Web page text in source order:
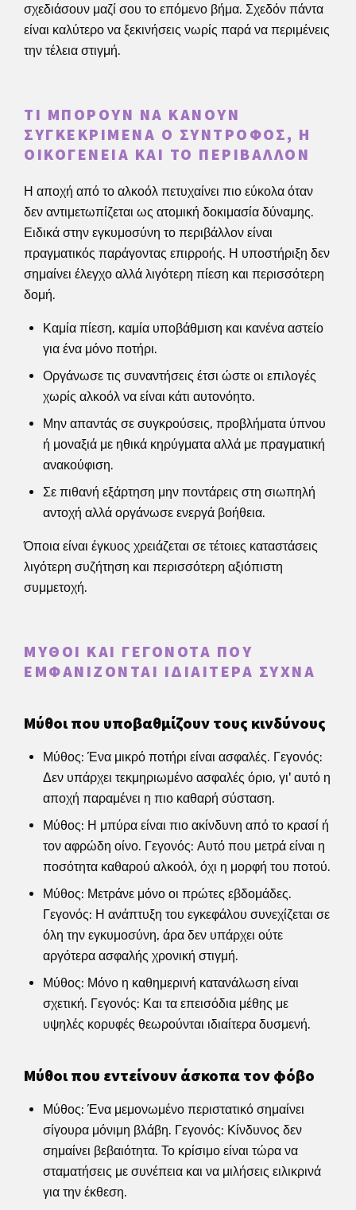
σχεδιάσουν μαζί σου το επόμενο βήμα. Σχεδόν πάντα
είναι καλύτερο να ξεκινήσεις νωρίς παρά να περιμένεις
την τέλεια στιγμή.
ΤΙ ΜΠΟΡΟΎΝ ΝΑ ΚΆΝΟΥΝ
ΣΥΓΚΕΚΡΙΜΈΝΑ Ο ΣΎΝΤΡΟΦΟΣ, Η
ΟΙΚΟΓΈΝΕΙΑ ΚΑΙ ΤΟ ΠΕΡΙΒΆΛΛΟΝ
Η αποχή από το αλκοόλ πετυχαίνει πιο εύκολα όταν
δεν αντιμετωπίζεται ως ατομική δοκιμασία δύναμης.
Ειδικά στην εγκυμοσύνη το περιβάλλον είναι
πραγματικός παράγοντας επιρροής. Η υποστήριξη δεν
σημαίνει έλεγχο αλλά λιγότερη πίεση και περισσότερη
δομή.
Καμία πίεση, καμία υποβάθμιση και κανένα αστείο
για ένα μόνο ποτήρι.
Οργάνωσε τις συναντήσεις έτσι ώστε οι επιλογές
χωρίς αλκοόλ να είναι κάτι αυτονόητο.
Μην απαντάς σε συγκρούσεις, προβλήματα ύπνου
ή μοναξιά με ηθικά κηρύγματα αλλά με πραγματική
ανακούφιση.
Σε πιθανή εξάρτηση μην ποντάρεις στη σιωπηλή
αντοχή αλλά οργάνωσε ενεργά βοήθεια.
Όποια είναι έγκυος χρειάζεται σε τέτοιες καταστάσεις
λιγότερη συζήτηση και περισσότερη αξιόπιστη
συμμετοχή.
ΜΎΘΟΙ ΚΑΙ ΓΕΓΟΝΌΤΑ ΠΟΥ
ΕΜΦΑΝΊΖΟΝΤΑΙ ΙΔΙΑΊΤΕΡΑ ΣΥΧΝΆ
Μύθοι που υποβαθμίζουν τους κινδύνους
Μύθος: Ένα μικρό ποτήρι είναι ασφαλές. Γεγονός:
Δεν υπάρχει τεκμηριωμένο ασφαλές όριο, γι' αυτό η
αποχή παραμένει η πιο καθαρή σύσταση.
Μύθος: Η μπύρα είναι πιο ακίνδυνη από το κρασί ή
τον αφρώδη οίνο. Γεγονός: Αυτό που μετρά είναι η
ποσότητα καθαρού αλκοόλ, όχι η μορφή του ποτού.
Μύθος: Μετράνε μόνο οι πρώτες εβδομάδες.
Γεγονός: Η ανάπτυξη του εγκεφάλου συνεχίζεται σε
όλη την εγκυμοσύνη, άρα δεν υπάρχει ούτε
αργότερα ασφαλής χρονική στιγμή.
Μύθος: Μόνο η καθημερινή κατανάλωση είναι
σχετική. Γεγονός: Και τα επεισόδια μέθης με
υψηλές κορυφές θεωρούνται ιδιαίτερα δυσμενή.
Μύθοι που εντείνουν άσκοπα τον φόβο
Μύθος: Ένα μεμονωμένο περιστατικό σημαίνει
σίγουρα μόνιμη βλάβη. Γεγονός: Κίνδυνος δεν
σημαίνει βεβαιότητα. Το κρίσιμο είναι τώρα να
σταματήσεις με συνέπεια και να μιλήσεις ειλικρινά
για την έκθεση.